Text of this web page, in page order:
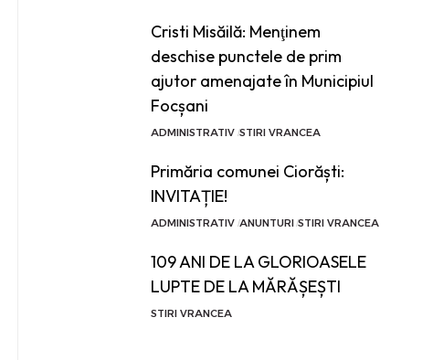
Cristi Misăilă: Menţinem
deschise punctele de prim
ajutor amenajate în Municipiul
Focșani
ADMINISTRATIV STIRI VRANCEA
Primăria comunei Ciorăști:
INVITAȚIE!
ADMINISTRATIV ANUNTURI STIRI VRANCEA
109 ANI DE LA GLORIOASELE
LUPTE DE LA MĂRĂȘEȘTI
STIRI VRANCEA